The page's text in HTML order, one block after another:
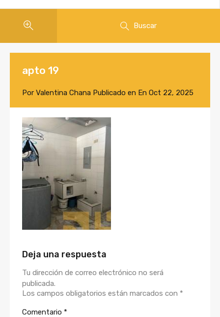
Buscar
apto 19
Por Valentina Chana Publicado en En Oct 22, 2025
Deja una respuesta
Tu dirección de correo electrónico no será
publicada.
Los campos obligatorios están marcados con *
Comentario *